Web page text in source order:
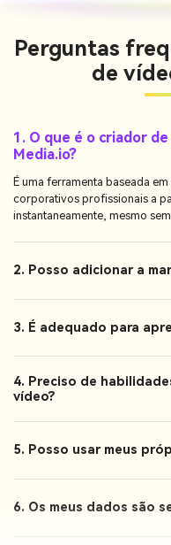
Perguntas
de
1. O que é o criador
Media.io?
É uma ferramenta baseada
corporativos profissionais a
instantaneamente, mesmo
2. Posso adicionar a
3. É adequado para
4. Preciso de
vídeo?
5. Posso usar meus
6. Os meus dados são